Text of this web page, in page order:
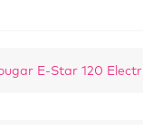
E-Star 120